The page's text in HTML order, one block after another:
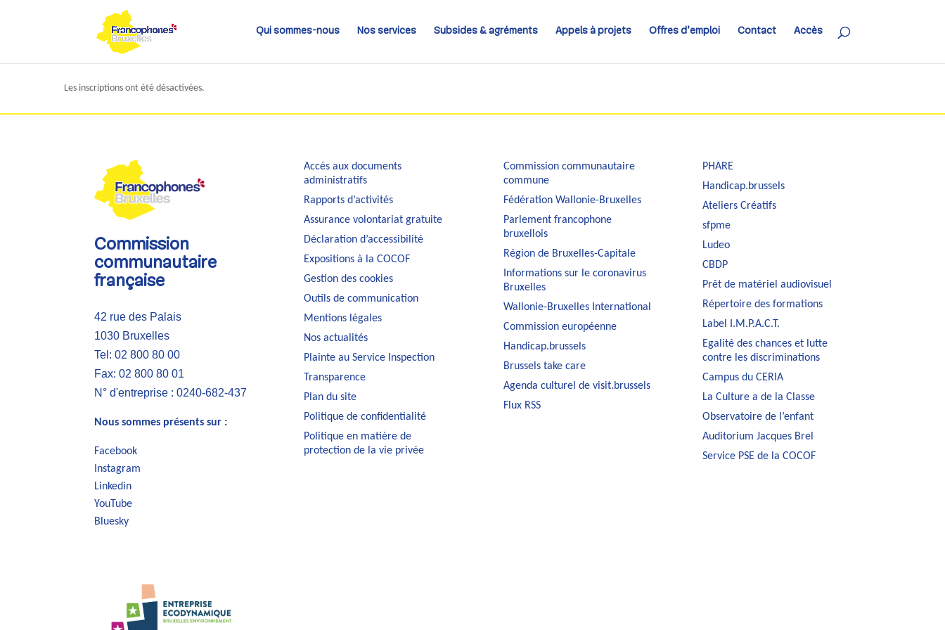
Qui sommes-nous Nos services Subsides & agréments Appels à projets Offres d’emploi Contact Accès
Les inscriptions ont été désactivées.
Commission
communautaire
française
42 rue des Palais
1030 Bruxelles
Tel: 02 800 80 00
Fax: 02 800 80 01
N° d'entreprise : 0240-682-437
Nous sommes présents sur :
Facebook
Instagram
Linkedin
YouTube
Bluesky
Accès aux documents
administratifs
Rapports d’activités
Assurance volontariat gratuite
Déclaration d’accessibilité
Expositions à la COCOF
Gestion des cookies
Outils de communication
Mentions légales
Nos actualités
Plainte au Service Inspection
Transparence
Plan du site
Politique de confidentialité
Politique en matière de
protection de la vie privée
Commission communautaire
commune
Fédération Wallonie-Bruxelles
Parlement francophone
bruxellois
Région de Bruxelles-Capitale
Informations sur le coronavirus
Bruxelles
Wallonie-Bruxelles International
Commission européenne
Handicap.brussels
Brussels take care
Agenda culturel de visit.brussels
Flux RSS
PHARE
Handicap.brussels
Ateliers Créatifs
sfpme
Ludeo
CBDP
Prêt de matériel audiovisuel
Répertoire des formations
Label I.M.P.A.C.T.
Egalité des chances et lutte
contre les discriminations
Campus du CERIA
La Culture a de la Classe
Observatoire de l’enfant
Auditorium Jacques Brel
Service PSE de la COCOF